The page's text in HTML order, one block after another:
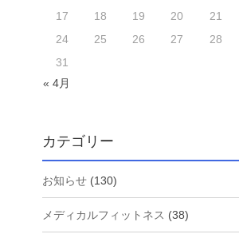
17
18 19 20 21
24
25 26 27 28
31
« 4月
カテゴリー
お知らせ(130)
メディカルフィットネス (38)